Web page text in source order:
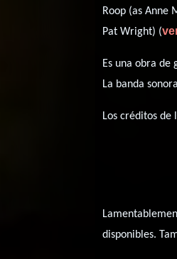
Roop (as Anne
Pat Wright) (
Es una obra de
La banda
Los créditos
disponibles.